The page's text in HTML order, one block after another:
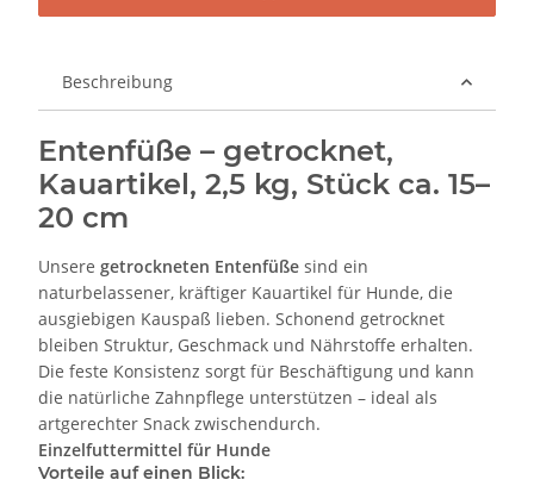
Beschreibung
Entenfüße – getrocknet,
Kauartikel, 2,5 kg, Stück ca. 15–
20 cm
Unsere getrockneten Entenfüße sind ein
naturbelassener, kräftiger Kauartikel für Hunde, die
ausgiebigen Kauspaß lieben. Schonend getrocknet
bleiben Struktur, Geschmack und Nährstoffe erhalten.
Die feste Konsistenz sorgt für Beschäftigung und kann
die natürliche Zahnpflege unterstützen – ideal als
artgerechter Snack zwischendurch.
Einzelfuttermittel für Hunde
Vorteile auf einen Blick: